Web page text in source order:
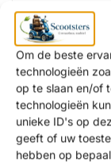
Om de beste
technologieën
op te slaan en/of
technologieën
unieke ID's op
geeft of uw
hebben op
Waar
kopen
Niet iedere
van
om verder te
overkapping.